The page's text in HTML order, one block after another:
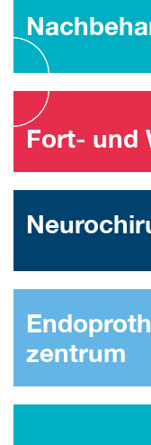
Fort- und
zentrum